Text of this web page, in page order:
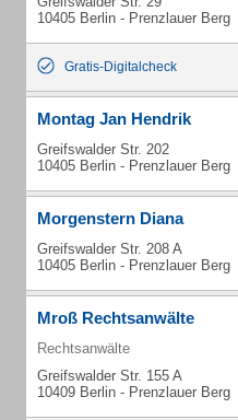
10405 Berlin - Prenzlauer Berg
Gratis-Digitalcheck
Montag Jan Hendrik
Greifswalder Str. 202
10405 Berlin - Prenzlauer Berg
Morgenstern Diana
Greifswalder Str. 208 A
10405 Berlin - Prenzlauer Berg
Mroß Rechtsanwälte
Rechtsanwälte
Greifswalder Str. 155 A
10409 Berlin - Prenzlauer Berg